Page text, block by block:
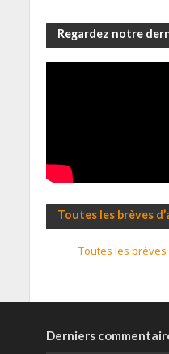
Regardez notre
Toutes les brèves
Toutes les brèves
Derniers